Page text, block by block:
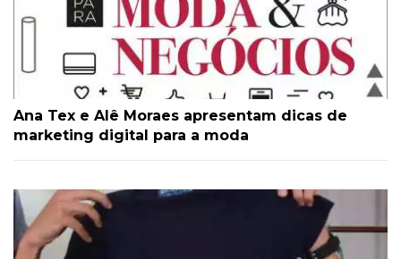
Ana Tex e Alê Moraes apresentam dicas de
marketing digital para a moda